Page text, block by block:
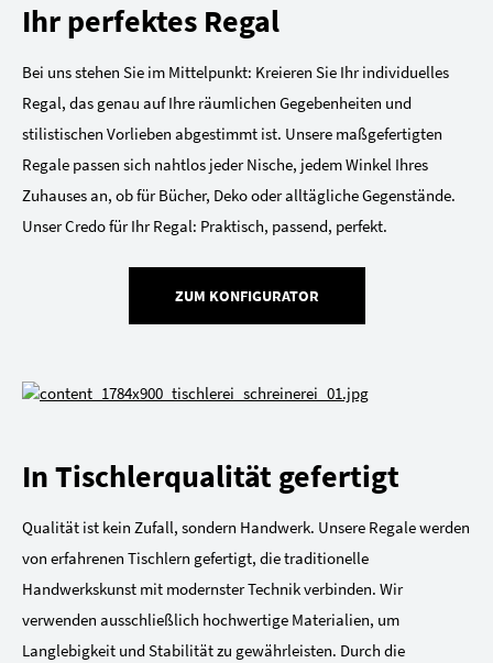
Ihr perfektes Regal
Bei uns stehen Sie im Mittelpunkt: Kreieren Sie Ihr individuelles
Regal, das genau auf Ihre räumlichen Gegebenheiten und
stilistischen Vorlieben abgestimmt ist. Unsere maßgefertigten
Regale passen sich nahtlos jeder Nische, jedem Winkel Ihres
Zuhauses an, ob für Bücher, Deko oder alltägliche Gegenstände.
Unser Credo für Ihr Regal: Praktisch, passend, perfekt.
ZUM KONFIGURATOR
In Tischlerqualität gefertigt
Qualität ist kein Zufall, sondern Handwerk. Unsere Regale werden
von erfahrenen Tischlern gefertigt, die traditionelle
Handwerkskunst mit modernster Technik verbinden. Wir
verwenden ausschließlich hochwertige Materialien, um
Langlebigkeit und Stabilität zu gewährleisten. Durch die